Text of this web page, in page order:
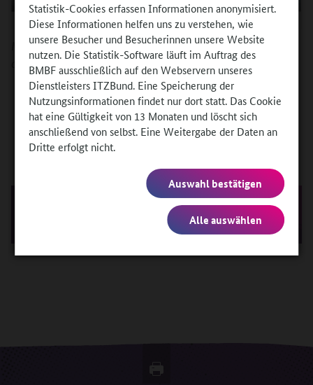
Statistik-Cookies erfassen Informationen anonymisiert.
Diese Informationen helfen uns zu verstehen, wie
unsere Besucher und Besucherinnen unsere Website
nutzen. Die Statistik-Software läuft im Auftrag des
BMBF ausschließlich auf den Webservern unseres
Dienstleisters ITZBund. Eine Speicherung der
Nutzungsinformationen findet nur dort statt. Das Cookie
hat eine Gültigkeit von 13 Monaten und löscht sich
anschließend von selbst. Eine Weitergabe der Daten an
Dritte erfolgt nicht.
Auswahl bestätigen
Alle auswählen
Mit Klick auf das Bild kommen Sie zum hinterlegten Video
des Interviews auf YouTube.